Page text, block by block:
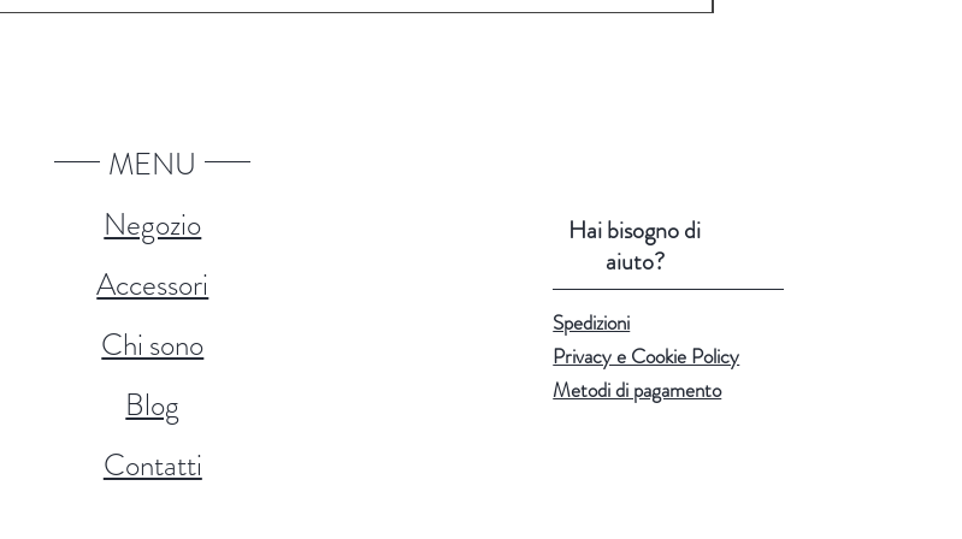
MENU
Negozio
Accessori
Chi sono
Blog
Contatti
Hai bisogno di
aiuto?
Spedizioni
Privacy e Cookie Policy
Metodi di pagamento